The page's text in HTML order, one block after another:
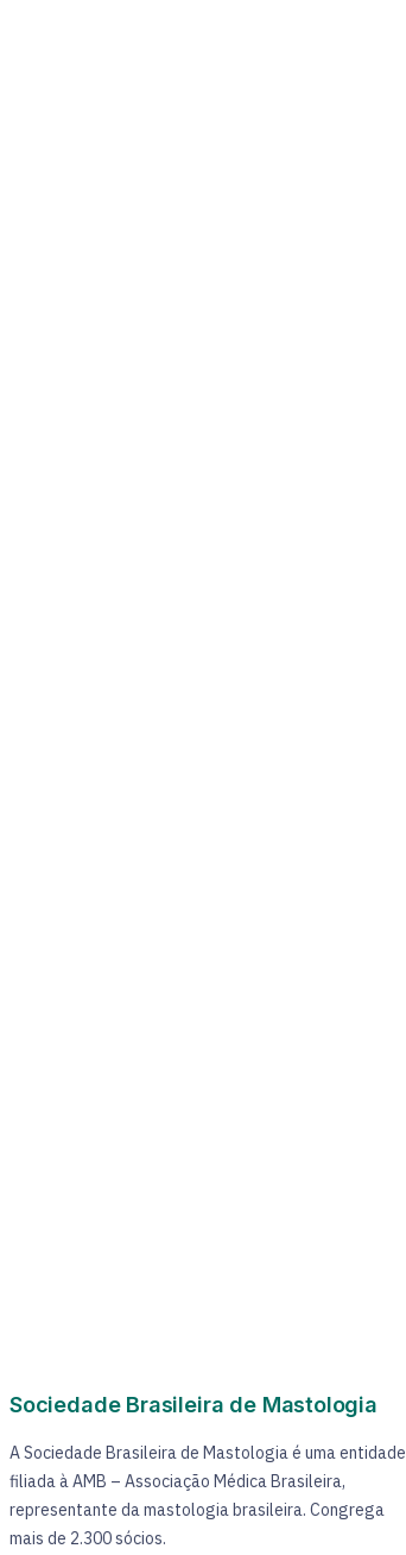
Sociedade Brasileira de Mastologia
A Sociedade Brasileira de Mastologia é uma entidade
filiada à AMB – Associação Médica Brasileira,
representante da mastologia brasileira. Congrega
mais de 2.300 sócios.